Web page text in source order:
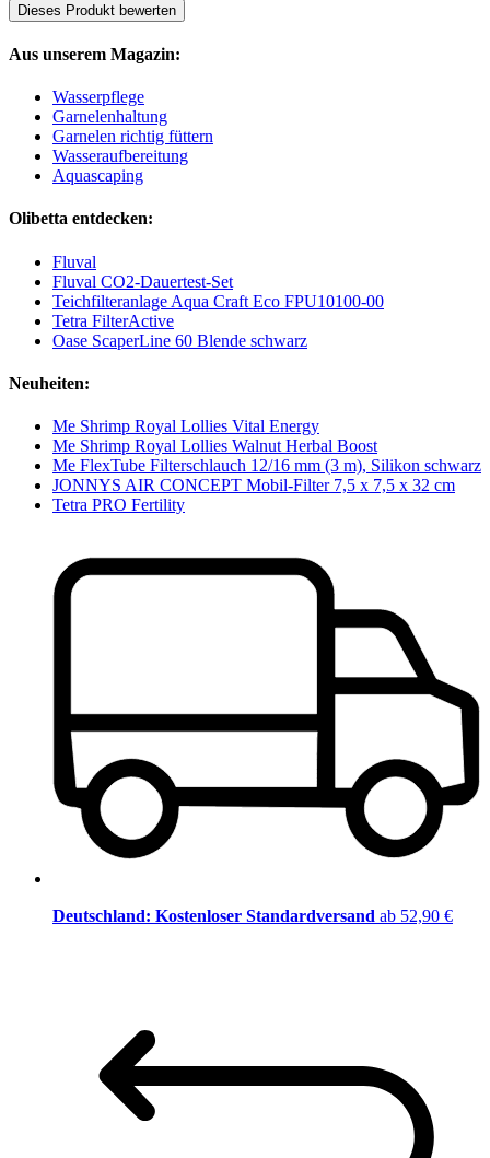
Dieses Produkt bewerten
Aus unserem Magazin:
Wasserpflege
Garnelenhaltung
Garnelen richtig füttern
Wasseraufbereitung
Aquascaping
Olibetta entdecken:
Fluval
Fluval CO2-Dauertest-Set
Teichfilteranlage Aqua Craft Eco FPU10100-00
Tetra FilterActive
Oase ScaperLine 60 Blende schwarz
Neuheiten:
Me Shrimp Royal Lollies Vital Energy
Me Shrimp Royal Lollies Walnut Herbal Boost
Me FlexTube Filterschlauch 12/16 mm (3 m), Silikon schwarz
JONNYS AIR CONCEPT Mobil-Filter 7,5 x 7,5 x 32 cm
Tetra PRO Fertility
Deutschland: Kostenloser Standardversand ab 52,90 €